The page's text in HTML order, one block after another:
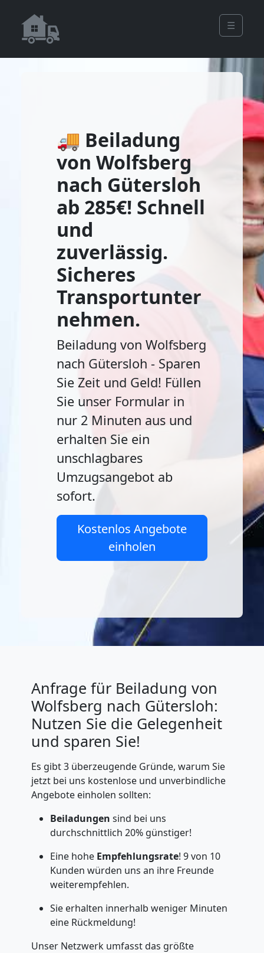
☰
🚚 Beiladung
von Wolfsberg
nach Gütersloh
ab 285€! Schnell
und
zuverlässig.
Sicheres
Transportunter
nehmen.
Beiladung von Wolfsberg
nach Gütersloh - Sparen
Sie Zeit und Geld! Füllen
Sie unser Formular in
nur 2 Minuten aus und
erhalten Sie ein
unschlagbares
Umzugsangebot ab
sofort.
Kostenlos Angebote
einholen
Anfrage für Beiladung von
Wolfsberg nach Gütersloh:
Nutzen Sie die Gelegenheit
und sparen Sie!
Es gibt 3 überzeugende Gründe, warum Sie
jetzt bei uns kostenlose und unverbindliche
Angebote einholen sollten:
Beiladungen sind bei uns
durchschnittlich 20% günstiger!
Eine hohe Empfehlungsrate! 9 von 10
Kunden würden uns an ihre Freunde
weiterempfehlen.
Sie erhalten innerhalb weniger Minuten
eine Rückmeldung!
Unser Netzwerk umfasst das größte